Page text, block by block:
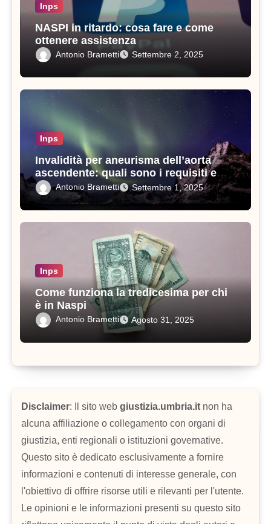
Inps
NASPI in ritardo: cosa fare e come
ottenere assistenza
Antonio Brametti Settembre 2, 2025
Inps
Invalidità per aneurisma dell’aorta
ascendente: quali sono i requisiti e
come ottenerla
Antonio Brametti Settembre 1, 2025
Inps
Come funziona la tredicesima per chi
è in Naspi
Antonio Brametti Agosto 31, 2025
Disclaimer: Il sito web giustizia.umbria.it non ha
alcuna affiliazione o collegamento con organi di
giustizia, enti regionali o istituzioni governative.
Questo sito è dedicato esclusivamente a fornire
informazioni e contenuti di interesse generale, con
l'obiettivo di offrire risorse utili e rilevanti per l'utente.
Le opinioni e le informazioni presenti su questo sito